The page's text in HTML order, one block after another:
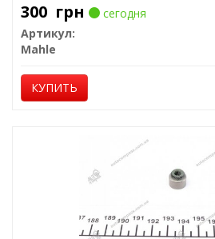
300 грн
сегодня
Артикул:
Mahle
КУПИТЬ